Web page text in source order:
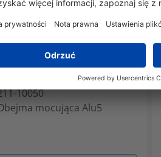
10050
mocująca Alu5